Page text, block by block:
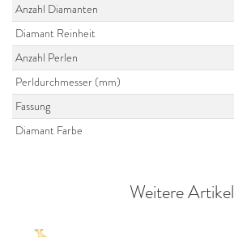
Anzahl Diamanten
Diamant Reinheit
Anzahl Perlen
Perldurchmesser (mm)
Fassung
Diamant Farbe
Weitere Artikel